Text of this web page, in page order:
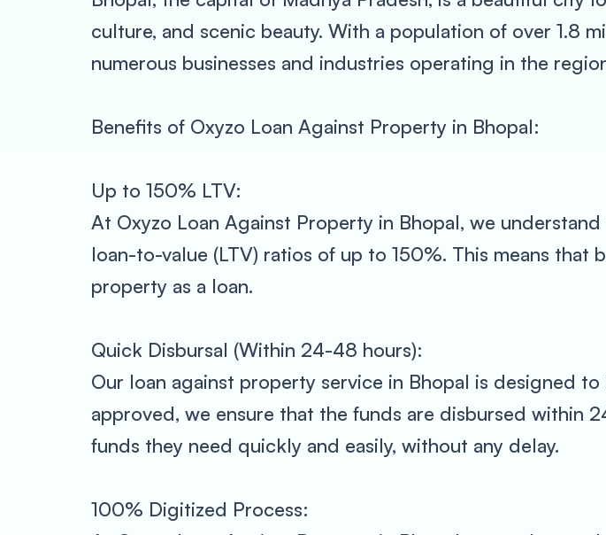
culture, and scenic beauty. With a population of over 1.8
numerous businesses and industries operating in the
Benefits of Oxyzo Loan Against Property in Bhopal:
Up to 150% LTV:
At Oxyzo Loan Against Property in Bhopal, we
loan-to-value (LTV) ratios of up to 150%. This means that
property as a loan.
Quick Disbursal (Within 24-48 hours):
Our loan against property service in Bhopal is designed
approved, we ensure that the funds are disbursed within
funds they need quickly and easily, without any delay.
100% Digitized Process: